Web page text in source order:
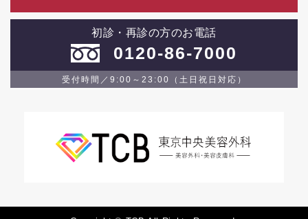
初診・再診の方のお電話
0120-86-7000
受付時間／9:00～23:00（土日祝日対応）